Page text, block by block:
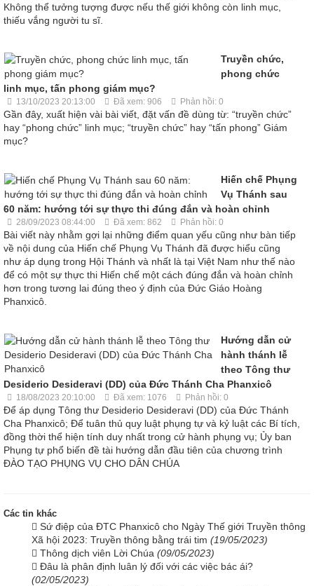
Không thể tưởng tượng được nếu thế giới không còn linh mục,
thiếu vắng người tu sĩ.
Truyền chức,
phong chức
linh mục, tấn phong giám mục?
13/10/2023 20:13:00 Đã xem: 906 Phản hồi: 0
Gần đây, xuất hiện vài bài viết, đặt vấn đề dùng từ: “truyền chức”
hay “phong chức” linh mục; “truyền chức” hay “tấn phong” Giám
mục?
Hiến chế Phụng
Vụ Thánh sau
60 năm: hướng tới sự thực thi đúng đắn và hoàn chỉnh
28/09/2023 08:44:00 Đã xem: 862 Phản hồi: 0
Bài viết này nhằm gợi lại những điểm quan yếu cũng như bàn tiếp
về nội dung của Hiến chế Phụng Vụ Thánh đã được hiểu cũng
như áp dụng trong Hội Thánh và nhất là tại Việt Nam như thế nào
để có một sự thực thi Hiến chế một cách đúng đắn và hoàn chỉnh
hơn trong tương lai đúng theo ý định của Đức Giáo Hoàng
Phanxicô.
Hướng dẫn cử
hành thánh lễ
theo Tông thư
Desiderio Desideravi (DD) của Đức Thánh Cha Phanxicô
18/08/2023 20:10:00 Đã xem: 1076 Phản hồi: 0
Để áp dụng Tông thư Desiderio Desideravi (DD) của Đức Thánh
Cha Phanxicô; Để tuân thủ quy luật phụng tự và kỷ luật các Bí tích,
đồng thời thể hiện tính duy nhất trong cử hành phụng vụ; Ủy ban
Phụng tự phổ biến đề tài hướng dẫn đầu tiên của chương trình
ĐÀO TẠO PHỤNG VỤ CHO DÂN CHÚA
Các tin khác
Sứ điệp của ĐTC Phanxicô cho Ngày Thế giới Truyền thông
Xã hội 2023: Truyền thông bằng trái tim (19/05/2023)
Thông dịch viên Lời Chúa (09/05/2023)
Đâu là phân định luân lý đối với các việc bác ái?
(02/05/2023)